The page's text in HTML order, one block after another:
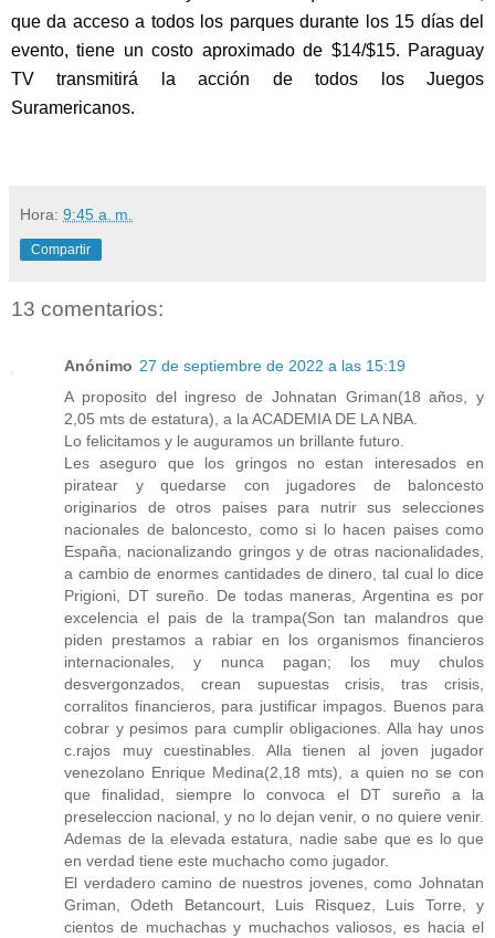
que da acceso a todos los parques durante los 15 días del
evento, tiene un costo aproximado de $14/$15. Paraguay
TV transmitirá la acción de todos los Juegos
Suramericanos.
Hora: 9:45 a. m.
Compartir
13 comentarios:
Anónimo 27 de septiembre de 2022 a las 15:19
A proposito del ingreso de Johnatan Griman(18 años, y
2,05 mts de estatura), a la ACADEMIA DE LA NBA.
Lo felicitamos y le auguramos un brillante futuro.
Les aseguro que los gringos no estan interesados en
piratear y quedarse con jugadores de baloncesto
originarios de otros paises para nutrir sus selecciones
nacionales de baloncesto, como si lo hacen paises como
España, nacionalizando gringos y de otras nacionalidades,
a cambio de enormes cantidades de dinero, tal cual lo dice
Prigioni, DT sureño. De todas maneras, Argentina es por
excelencia el pais de la trampa(Son tan malandros que
piden prestamos a rabiar en los organismos financieros
internacionales, y nunca pagan; los muy chulos
desvergonzados, crean supuestas crisis, tras crisis,
corralitos financieros, para justificar impagos. Buenos para
cobrar y pesimos para cumplir obligaciones. Alla hay unos
c.rajos muy cuestinables. Alla tienen al joven jugador
venezolano Enrique Medina(2,18 mts), a quien no se con
que finalidad, siempre lo convoca el DT sureño a la
preseleccion nacional, y no lo dejan venir, o no quiere venir.
Ademas de la elevada estatura, nadie sabe que es lo que
en verdad tiene este muchacho como jugador.
El verdadero camino de nuestros jovenes, como Johnatan
Griman, Odeth Betancourt, Luis Risquez, Luis Torre, y
cientos de muchachas y muchachos valiosos, es hacia el